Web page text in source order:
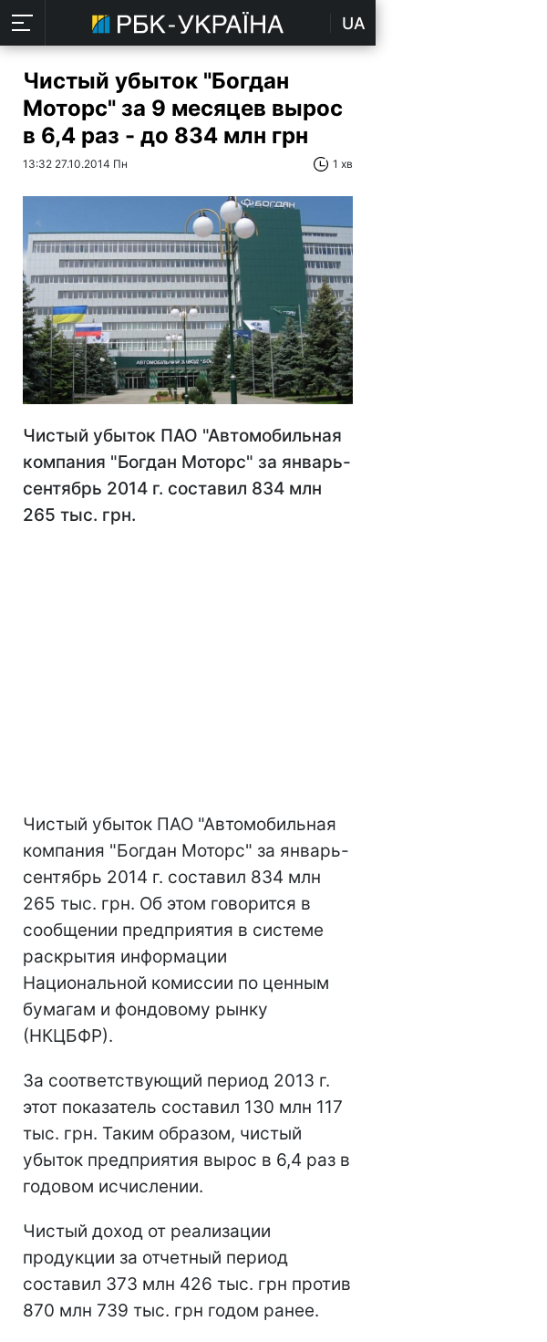
UA
Чистый убыток "Богдан
Моторс" за 9 месяцев вырос
в 6,4 раз - до 834 млн грн
13:32 27.10.2014 Пн 1 хв
Чистый убыток ПАО "Автомобильная
компания "Богдан Моторс" за январь-
сентябрь 2014 г. составил 834 млн
265 тыс. грн.
Чистый убыток ПАО "Автомобильная
компания "Богдан Моторс" за январь-
сентябрь 2014 г. составил 834 млн
265 тыс. грн. Об этом говорится в
сообщении предприятия в системе
раскрытия информации
Национальной комиссии по ценным
бумагам и фондовому рынку
(НКЦБФР).
За соответствующий период 2013 г.
этот показатель составил 130 млн 117
тыс. грн. Таким образом, чистый
убыток предприятия вырос в 6,4 раз в
годовом исчислении.
Чистый доход от реализации
продукции за отчетный период
составил 373 млн 426 тыс. грн против
870 млн 739 тыс. грн годом ранее.